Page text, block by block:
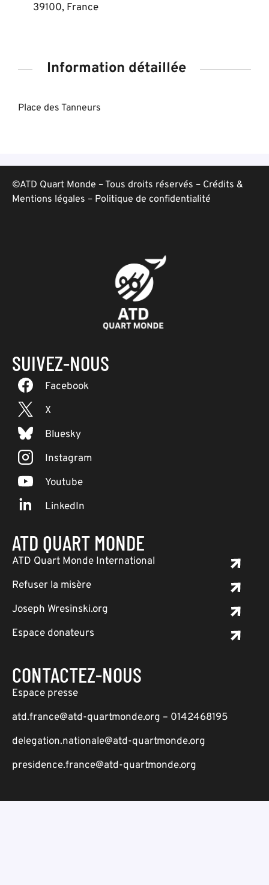
39100, France
Information détaillée
Place des Tanneurs
©ATD Quart Monde – Tous droits réservés – Crédits &
Mentions légales – Politique de confidentialité
SUIVEZ-NOUS
Facebook
X
Bluesky
Instagram
Youtube
LinkedIn
ATD QUART MONDE
ATD Quart Monde International
Refuser la misère
Joseph Wresinski.org
Espace donateurs
CONTACTEZ-NOUS
Espace presse
atd.france@atd-quartmonde.org – 0142468195
delegation.nationale@atd-quartmonde.org
presidence.france@atd-quartmonde.org